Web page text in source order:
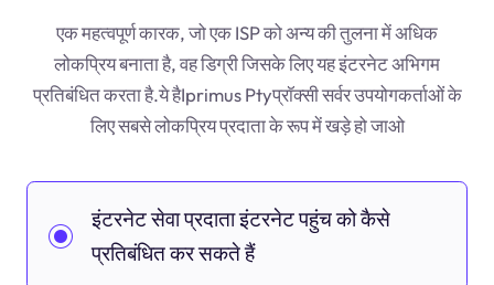
एक महत्वपूर्ण कारक, जो एक ISP को अन्य की तुलना में अधिक
लोकप्रिय बनाता है, वह डिग्री जिसके लिए यह इंटरनेट अभिगम
प्रतिबंधित करता है.ये हैIprimus Ptyप्रॉक्सी सर्वर उपयोगकर्ताओं के
लिए सबसे लोकप्रिय प्रदाता के रूप में खड़े हो जाओ
इंटरनेट सेवा प्रदाता इंटरनेट पहुंच को कैसे
प्रतिबंधित कर सकते हैं